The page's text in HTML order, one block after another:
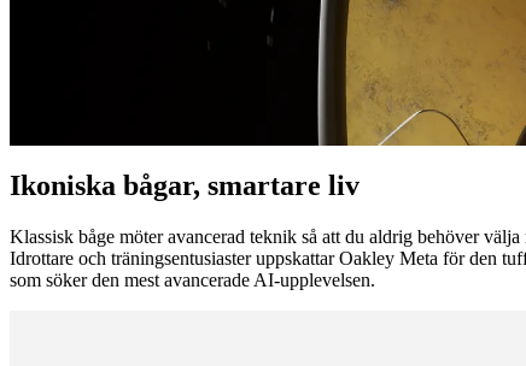
Ikoniska bågar, smartare liv
Klassisk båge möter avancerad teknik så att du aldrig behöver
Idrottare och träningsentusiaster uppskattar Oakley Meta för den
som söker den mest avancerade AI-upplevelsen.